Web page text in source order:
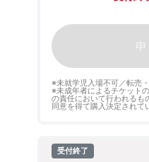
※未就学児入場不可／転売
※未成年者によるチケット
の責任において行われるも
同意を得て購入決定されて
受付終了